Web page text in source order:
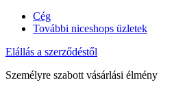
Cég
További niceshops üzletek
Elállás a szerződéstől
Személyre szabott vásárlási élmény